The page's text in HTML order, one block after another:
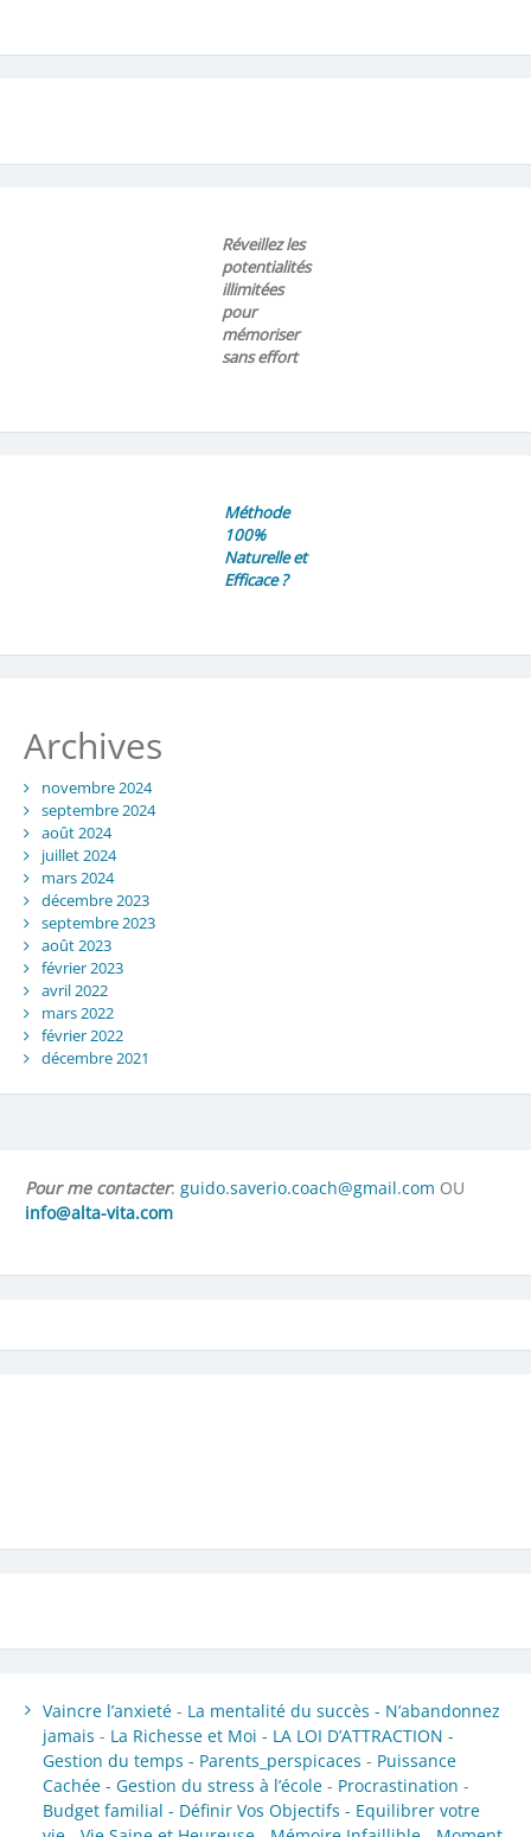
Réveillez les
potentialités
illimitées
pour
mémoriser
sans effort
Méthode
100%
Naturelle et
Efficace ?
Archives
novembre 2024
septembre 2024
août 2024
juillet 2024
mars 2024
décembre 2023
septembre 2023
août 2023
février 2023
avril 2022
mars 2022
février 2022
décembre 2021
Pour me contacter: guido.saverio.coach@gmail.com OU
info@alta-vita.com
Vaincre l’anxieté - La mentalité du succès - N’abandonnez
jamais - La Richesse et Moi - LA LOI D’ATTRACTION -
Gestion du temps - Parents_perspicaces - Puissance
Cachée - Gestion du stress à l’école - Procrastination -
Budget familial - Définir Vos Objectifs - Equilibrer votre